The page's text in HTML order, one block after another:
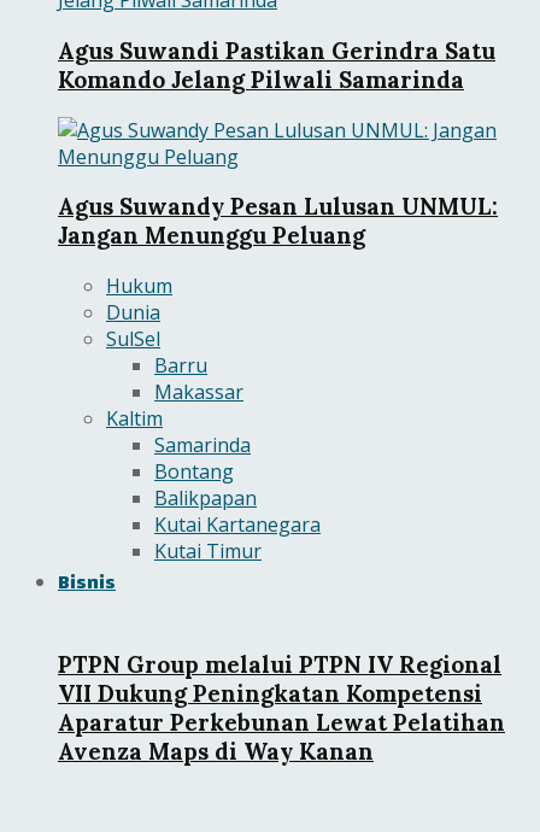
Agus Suwandi Pastikan Gerindra Satu
Komando Jelang Pilwali Samarinda
Agus Suwandy Pesan Lulusan UNMUL:
Jangan Menunggu Peluang
Hukum
Dunia
SulSel
Barru
Makassar
Kaltim
Samarinda
Bontang
Balikpapan
Kutai Kartanegara
Kutai Timur
Bisnis
PTPN Group melalui PTPN IV Regional
VII Dukung Peningkatan Kompetensi
Aparatur Perkebunan Lewat Pelatihan
Avenza Maps di Way Kanan